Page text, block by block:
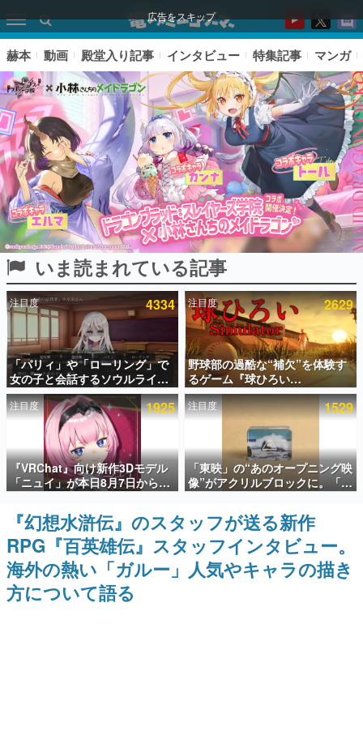
広告をスキップ
ピックアップ
電ファミのいま読まれている記事ランキング
アプリセール情報
インタビュー
連載・特集一覧
殿堂入り記事
SNS拡散数が数千以上！ ページビュー数万以上！ などな
ど。多くの人々に読まれた、電ファミ渾身の“殿堂入り”記
事をまとめました。
ゲームの企画書
名作ゲームクリエイターの方々に製作時のエピソードをお
聞きし、ヒットする企画（ゲーム）とは何か？を探ってい
きます。
赫本
この物語を解いてはいけない。『赫本』は、〈試験問題〉
赫本 動画 殿堂入り記事 インタビュー 特集記事 マンガ
いま読まれている記事
注目度 4334
「パリィ」や「ローリング」で
女の子と会話するソウルライク
恋愛ゲーム『小早川さんはソウ
ルライク』無料公開。返事に失
敗すると「YOU DIED」
注目度 2629
野球部の過酷な“補欠”を体験す
るゲーム『球ひろい
Simulator』が「1件」のウィッ
シュリストをもとにチェコ語に
対応しSNSで話題に。『キング
ダム・カム』開発元やチェコの
プロ野球選手から称賛の声
注目度 1925
『VRChat』向け新作3Dモデル
「ニュイ」が本日8月7日から
BOOTHにて発売。瞳に光る星
や感情豊かな表情が、小悪魔か
わいい
注目度 1529
「東映」の“あのオープニング映
像”がアクリルブロックに。「東
映ヒストリカル グッズコレクシ
ョン」が8月下旬より発売
『幻想水滸伝』のスタッフが送る新作
RPG『百英雄伝』スタッフインタビュー。
海外の熱い「ガルー」人気やキャラの描き
方について語る